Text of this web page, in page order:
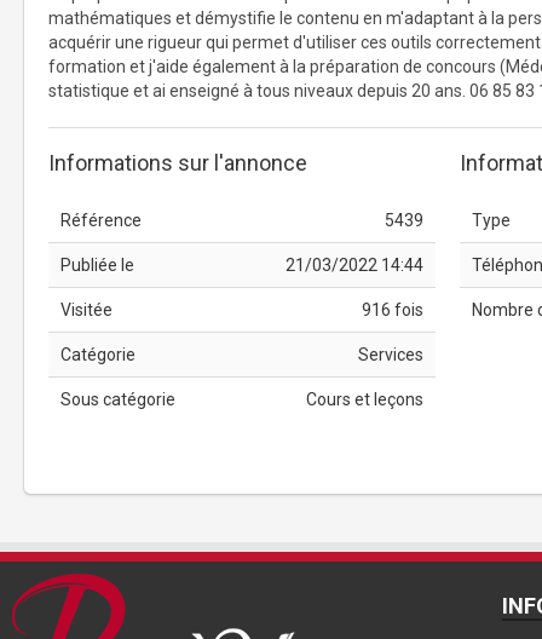
mathématiques et démystifie le contenu en m'adaptant à la
acquérir une rigueur qui permet d'utiliser ces outils
formation et j'aide également à la préparation de concours
statistique et ai enseigné à tous niveaux depuis 20 ans. 06 85 83
Informations sur l'annonce
Référence 5439
Publiée le 21/03/2022 14:44
Visitée 916 fois
Catégorie Services
Sous catégorie Cours et leçons
Type
Nombre